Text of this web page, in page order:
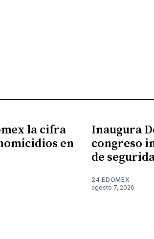
la cifra
en
Inaugura
congreso
de
24 EDOMEX
agosto 7, 2026